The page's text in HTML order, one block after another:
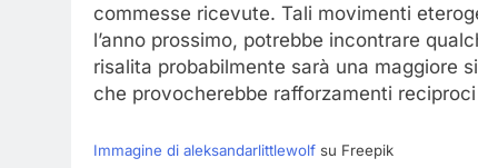
commesse ricevute. Tali movimenti
l’anno prossimo, potrebbe incontrare
risalita probabilmente sarà una maggiore
che provocherebbe rafforzamenti
Immagine di aleksandarlittlewolf su Freepik